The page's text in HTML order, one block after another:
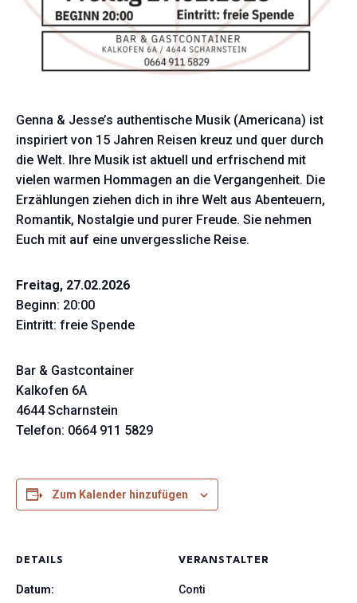
Genna & Jesse’s authentische Musik (Americana) ist
inspiriert von 15 Jahren Reisen kreuz und quer durch
die Welt. Ihre Musik ist aktuell und erfrischend mit
vielen warmen Hommagen an die Vergangenheit. Die
Erzählungen ziehen dich in ihre Welt aus Abenteuern,
Romantik, Nostalgie und purer Freude. Sie nehmen
Euch mit auf eine unvergessliche Reise.
Freitag, 27.02.2026
Beginn: 20:00
Eintritt: freie Spende
Bar & Gastcontainer
Kalkofen 6A
4644 Scharnstein
Telefon: 0664 911 5829
Zum Kalender hinzufügen
DETAILS
Datum:
VERANSTALTER
Conti